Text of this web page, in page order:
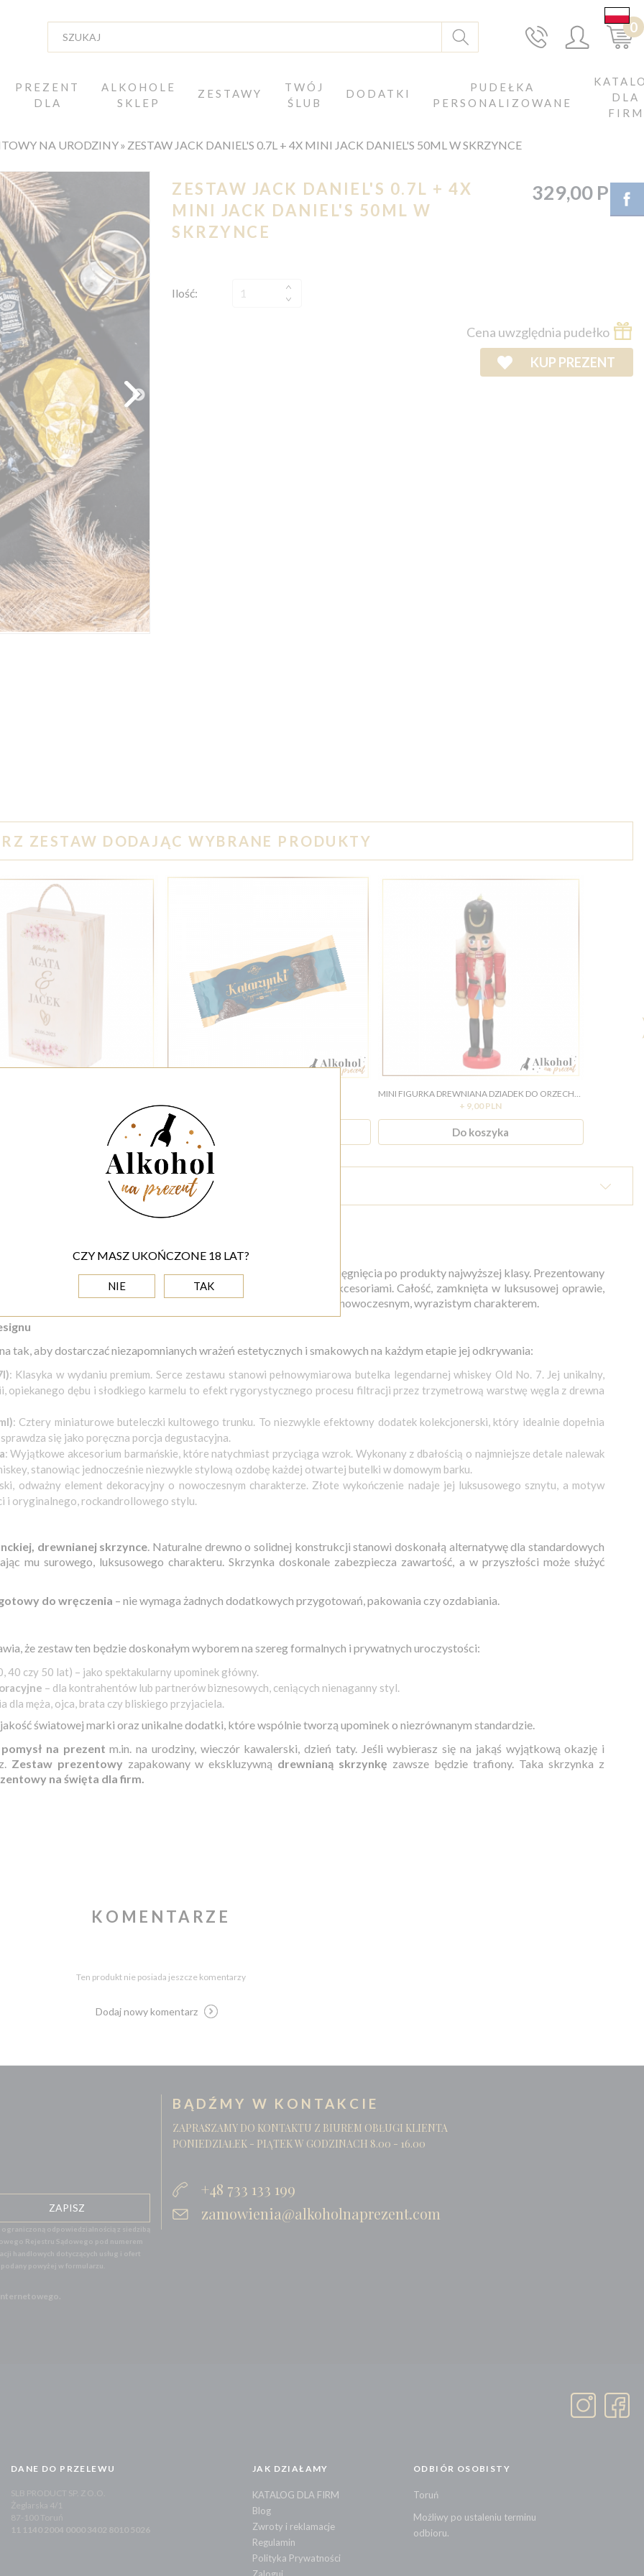
CZY MASZ UKOŃCZONE 18 LAT?
NIE TAK
0
PREZENT
DLA
ALKOHOLE
SKLEP
ZESTAWY TWÓJ
ŚLUB
DODATKI PUDEŁKA
PERSONALIZOWANE DLA
FIRM
NA URODZINY ZESTAW JACK DANIEL'S 0.7L + 4X MINI JACK DANIEL'S 50ML W SKRZYNCE
ZESTAW JACK DANIEL'S 0.7L + 4X
MINI JACK DANIEL'S 50ML W
SKRZYNCE
329,00 PLN
Ilość:
Cena uwzględnia pudełko
KUP PREZENT
ZESTAW DODAJĄC WYBRANE PRODUKTY
MINI FIGURKA DREWNIANA DZIADEK DO ORZECHÓW
+ 9,00 PLN
Do koszyka
OPIS
W SKRZYNCE
trafia w wyrafinowane gusta obdarowywanej osoby, wymaga sięgnięcia po produkty najwyższej klasy. Prezentowany
kultowej amerykańskiej whiskey, połączona z designerskimi akcesoriami. Całość, zamknięta w luksusowej oprawie,
dobrych trunków, niebanalnego rzemiosła oraz elegancji z nowoczesnym, wyrazistym charakterem.
tak, aby dostarczać niezapomnianych wrażeń estetycznych i smakowych na każdym etapie jej odkrywania:
: Klasyka w wydaniu premium. Serce zestawu stanowi pełnowymiarowa butelka legendarnej whiskey Old No. 7. Jej unikalny,
opiekanego dębu i słodkiego karmelu to efekt rygorystycznego procesu filtracji przez trzymetrową warstwę węgla z drewna
: Cztery miniaturowe buteleczki kultowego trunku. To niezwykle efektowny dodatek kolekcjonerski, który idealnie dopełnia
się jako poręczna porcja degustacyjna.
: Wyjątkowe akcesorium barmańskie, które natychmiast przyciąga wzrok. Wykonany z dbałością o najmniejsze detale nalewak
stanowiąc jednocześnie niezwykle stylową ozdobę każdej otwartej butelki w domowym barku.
odważny element dekoracyjny o nowoczesnym charakterze. Złote wykończenie nadaje jej luksusowego sznytu, a motyw
i oryginalnego, rockandrollowego stylu.
drewnianej skrzynce . Naturalne drewno o solidnej konstrukcji stanowi doskonałą alternatywę dla standardowych
mu surowego, luksusowego charakteru. Skrzynka doskonale zabezpiecza zawartość, a w przyszłości może służyć
do wręczenia – nie wymaga żadnych dodatkowych przygotowań, pakowania czy ozdabiania.
że zestaw ten będzie doskonałym wyborem na szereg formalnych i prywatnych uroczystości:
40 czy 50 lat) – jako spektakularny upominek główny.
– dla kontrahentów lub partnerów biznesowych, ceniących nienaganny styl.
dla męża, ojca, brata czy bliskiego przyjaciela.
światowej marki oraz unikalne dodatki, które wspólnie tworzą upominek o niezrównanym standardzie.
pomysł na prezent m.in. na urodziny, wieczór kawalerski, dzień taty. Jeśli wybierasz się na jakąś wyjątkową okazję i
Zestaw prezentowy zapakowany w ekskluzywną drewnianą skrzynkę zawsze będzie trafiony. Taka skrzynka z
na święta dla firm.
KOMENTARZE
Ten produkt nie posiada jeszcze komentarzy
Dodaj nowy komentarz
odpowiedzialnością z siedzibą
Rejestru Sądowego pod numerem
handlowych dotyczących usług i ofert
powyżej w formularzu.
BĄDŹMY W KONTAKCIE
ZAPRASZAMY DO KONTAKTU Z BIUREM OBŁUGI KLIENTA
PONIEDZIAŁEK - PIĄTEK W GODZINACH 8.00 - 16.00
+48 733 133 199
zamowienia@alkoholnaprezent.com
DANE DO PRZELEWU
SLB PRODUCT SP. Z O.O.
Żeglarska 4/1
87-100 Toruń
11 1140 2004 0000 3402 8010 5026
JAK DZIAŁAMY
KATALOG DLA FIRM
Blog
Zwroty i reklamacje
Regulamin
Polityka Prywatności
ODBIÓR OSOBISTY
Toruń
Możliwy po ustaleniu terminu
odbioru.